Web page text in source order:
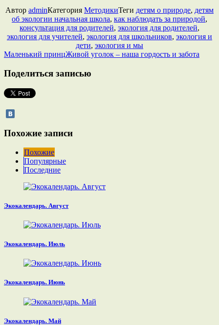
Автор adminКатегория МетодикиТеги детям о природе, детям
об экологии начальная школа, как наблюдать за природой,
консультация для родителей, экология для родителей,
экология для учителей, экология для школьников, экология и
дети, экология и мы
Маленький принцЖивой уголок – наша гордость и забота
Поделиться записью
Похожие записи
Похожие
Популярные
Последние
Экокалендарь. Август
Экокалендарь. Июль
Экокалендарь. Июнь
Экокалендарь. Май